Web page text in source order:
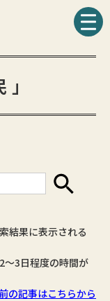
結果に表示される
3日程度の時間が
の記事はこちらから